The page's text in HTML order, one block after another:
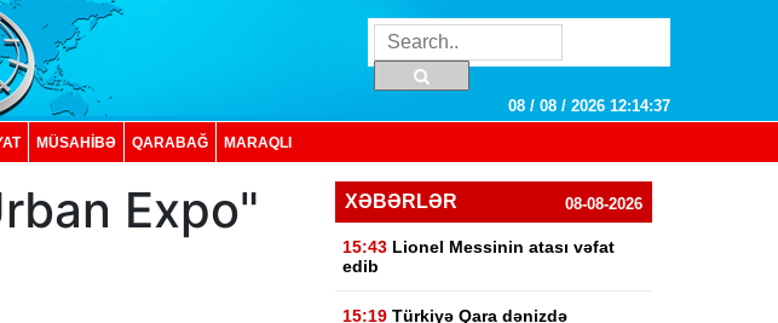
08 / 08 / 2026 12:14:37
MÜSAHİBƏ QARABAĞ MARAQLI
Expo"
XƏBƏRLƏR 08-08-2026
15:43 Lionel Messinin atası vəfat
edib
15:19 Türkiyə Qara dənizdə